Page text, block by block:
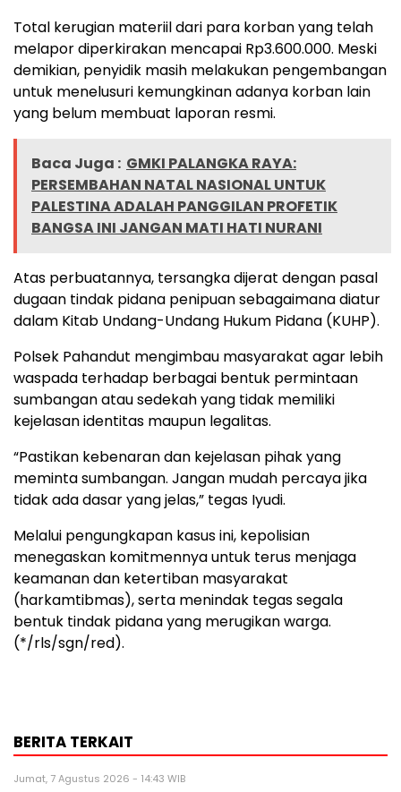
Total kerugian materiil dari para korban yang telah
melapor diperkirakan mencapai Rp3.600.000. Meski
demikian, penyidik masih melakukan pengembangan
untuk menelusuri kemungkinan adanya korban lain
yang belum membuat laporan resmi.
Baca Juga : GMKI PALANGKA RAYA:
PERSEMBAHAN NATAL NASIONAL UNTUK
PALESTINA ADALAH PANGGILAN PROFETIK
BANGSA INI JANGAN MATI HATI NURANI
Atas perbuatannya, tersangka dijerat dengan pasal
dugaan tindak pidana penipuan sebagaimana diatur
dalam Kitab Undang-Undang Hukum Pidana (KUHP).
Polsek Pahandut mengimbau masyarakat agar lebih
waspada terhadap berbagai bentuk permintaan
sumbangan atau sedekah yang tidak memiliki
kejelasan identitas maupun legalitas.
“Pastikan kebenaran dan kejelasan pihak yang
meminta sumbangan. Jangan mudah percaya jika
tidak ada dasar yang jelas,” tegas Iyudi.
Melalui pengungkapan kasus ini, kepolisian
menegaskan komitmennya untuk terus menjaga
keamanan dan ketertiban masyarakat
(harkamtibmas), serta menindak tegas segala
bentuk tindak pidana yang merugikan warga.
(*/rls/sgn/red).
BERITA TERKAIT
Jumat, 7 Agustus 2026 - 14:43 WIB